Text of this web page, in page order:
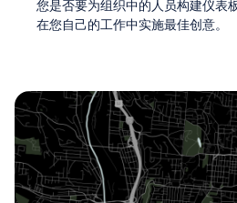
您是否要为组织中的人员构建仪表
在您自己的工作中实施最佳创意。